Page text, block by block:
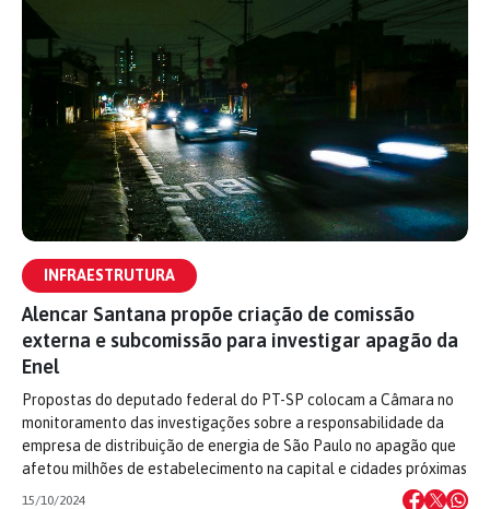
INFRAESTRUTURA
Alencar Santana propõe criação de comissão
externa e subcomissão para investigar apagão da
Enel
Propostas do deputado federal do PT-SP colocam a Câmara no
monitoramento das investigações sobre a responsabilidade da
empresa de distribuição de energia de São Paulo no apagão que
afetou milhões de estabelecimento na capital e cidades próximas
15/10/2024